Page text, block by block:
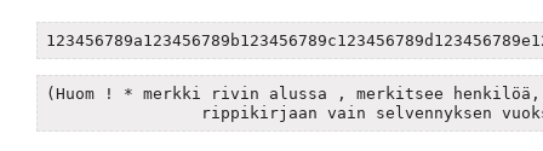
(Huom ! * merkki rivin alussa , merkitsee